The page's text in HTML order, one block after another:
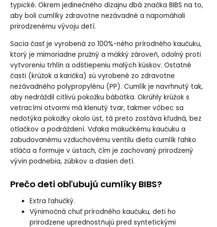
typické. Okrem jedinečného dizajnu dbá značka BIBS na to,
aby boli cumlíky zdravotne nezávadné a napomáhali
prirodzenému vývoju detí.
Sacia časť je vyrobená zo 100%-ného prírodného kaučuku,
ktorý je mimoriadne pružný a mäkký zároveň, odolný proti
vytvoreniu trhlín a odštiepeniu malých kúskov. Ostatné
časti (krúžok a karička) sú vyrobené zo zdravotne
nezávadného polypropylénu (PP). Cumlík je navrhnutý tak,
aby nedráždil citlivú pokožku bábätka. Okrúhly krúžok s
vetracími otvormi má klenutý tvar, takmer vôbec sa
nedotýka pokožky okolo úst, tá preto zostáva kľudná, bez
otlačkov a podráždení. Vďaka mäkučkému kaučuku a
zabudovanému vzduchovému ventilu dieťa cumlík ľahko
stláča a formuje v ústach, čím je zachovaný prirodzený
vývin podnebia, zúbkov a ďasien detí.
Prečo deti obľubujú cumlíky BIBS?
Extra ľahučký.
Výnimočná chuť prírodného kaučuku, deti ho
prirodzene uprednostňujú pred syntetickými